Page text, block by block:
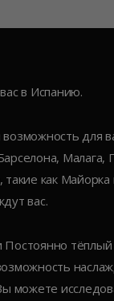
в Испанию.
для
Малага,
такие как
вас.
тёплый
можете